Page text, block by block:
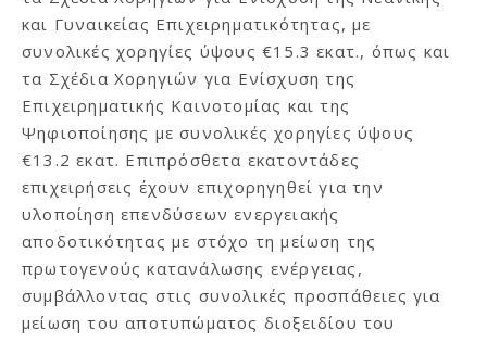
και Γυναικείας Επιχειρηματικότητας, με
συνολικές χορηγίες ύψους €15.3 εκατ., όπως και
τα Σχέδια Χορηγιών για Ενίσχυση της
Επιχειρηματικής Καινοτομίας και της
Ψηφιοποίησης με συνολικές χορηγίες ύψους
€13.2 εκατ. Επιπρόσθετα εκατοντάδες
επιχειρήσεις έχουν επιχορηγηθεί για την
υλοποίηση επενδύσεων ενεργειακής
αποδοτικότητας με στόχο τη μείωση της
πρωτογενούς κατανάλωσης ενέργειας,
συμβάλλοντας στις συνολικές προσπάθειες για
μείωση του αποτυπώματος διοξειδίου του